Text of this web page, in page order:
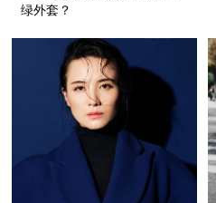
绿外套？